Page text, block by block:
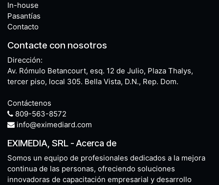
In-house
Pasantías
Contacto
Contacte con nosotros
Dirección:
Av. Rómulo Betancourt, esq. 12 de Julio, Plaza Thalys,
tercer piso, local 305. Bella Vista, D.N., Rep. Dom.
Contáctenos
809-563-8572
info@eximediard.com
EXIMEDIA, SRL - Acerca de
Somos un equipo de profesionales dedicados a la mejora
continua de las personas, ofreciendo soluciones
innovadoras de capacitación empresarial y desarrollo